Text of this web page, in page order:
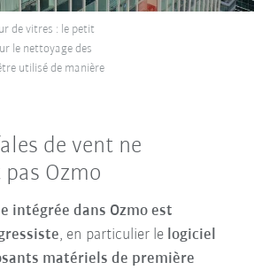
de vitres : le petit
le nettoyage des
utilisé de manière
de vent ne
Ozmo
intégrée dans Ozmo est
, en particulier le logiciel
matériels de première